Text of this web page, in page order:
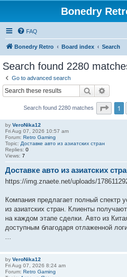
Bonedry
FAQ
Bonedry Retro Board index Search
Search found 2280
Go to advanced search
Search
Search found 2280 matches Page
1
by VeroNika12
Fri Aug 07, 2026 10:57 am
Forum: Retro Gaming
Topic: Доставке авто из азиатских стран
Replies: 0
Views: 7
Доставке авто из азиатских
https://img.znaete.net/uploads/
Компания предлагает полный спектр
из азиатских стран. Клиенты
на каждом этапе сделки. Авто из
доступным благодаря отлаженной
...
by VeroNika12
Fri Aug 07, 2026 8:24 am
Forum: Retro Gaming